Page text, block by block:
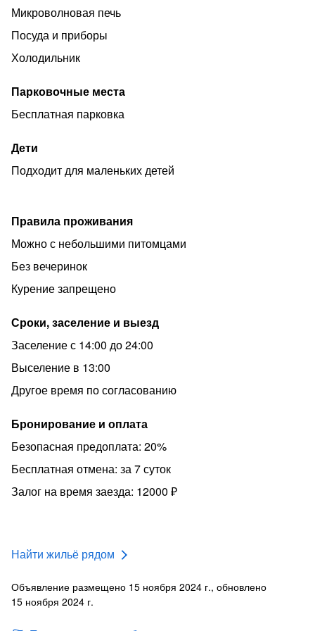
рестораны, где Вы можете насладиться освежающими
напитками и разнообразием блюд!
Демократичная ценовая политика, тихие теплые
вечера подарят Вам положительные эмоции и
Здесь Вас тепло встретят и Вы в полной мере
почувствуете южное гостеприимство!
Мы ждем Вас в гости!
Микроволновая печь
Посуда и приборы
Холодильник
Парковочные места
Бесплатная парковка
Дети
Подходит для маленьких детей
Правила проживания
Можно с небольшими питомцами
Без вечеринок
Курение запрещено
Сроки, заселение и выезд
Заселение с 14:00 до 24:00
Выселение в 13:00
Другое время по согласованию
Бронирование и оплата
Безопасная предоплата: 20%
Бесплатная отмена: за 7 суток
Залог на время заезда: 12000 ₽
Найти жильё рядом
Объявление размещено 15 ноября 2024 г., обновлено
15 ноября 2024 г.